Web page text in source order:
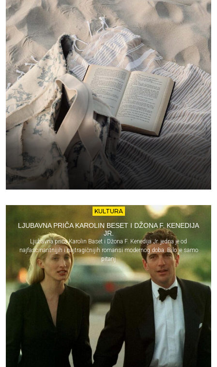
KULTURA
LJUBAVNA PRIČA KAROLIN BESET I DŽONA F. KENEDIJA
JR.
Ljubavna priča Karolin Baset i Džona F. Kenedija Jr. jedna je od
najfascinantnijih i najtragičnijih romansi modernog doba. Bilo je samo
pitanj